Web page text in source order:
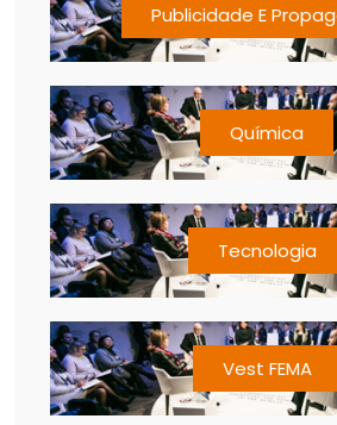
Publicidade E
Química
Tecnologia
Vest FEMA